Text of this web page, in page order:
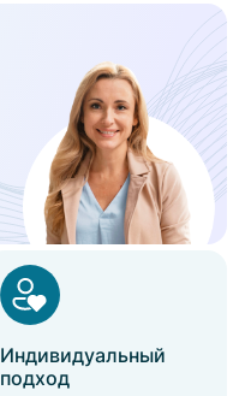
Индивидуальный
подход